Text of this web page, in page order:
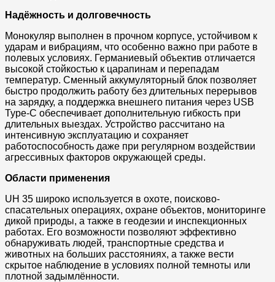
Надёжность и долговечность
Монокуляр выполнен в прочном корпусе, устойчивом к
ударам и вибрациям, что особенно важно при работе в
полевых условиях. Германиевый объектив отличается
высокой стойкостью к царапинам и перепадам
температур. Сменный аккумуляторный блок позволяет
быстро продолжить работу без длительных перерывов
на зарядку, а поддержка внешнего питания через USB
Type-C обеспечивает дополнительную гибкость при
длительных выездах. Устройство рассчитано на
интенсивную эксплуатацию и сохраняет
работоспособность даже при регулярном воздействии
агрессивных факторов окружающей среды.
Области применения
UH 35 широко используется в охоте, поисково-
спасательных операциях, охране объектов, мониторинге
дикой природы, а также в геодезии и инспекционных
работах. Его возможности позволяют эффективно
обнаруживать людей, транспортные средства и
животных на больших расстояниях, а также вести
скрытое наблюдение в условиях полной темноты или
плотной задымлённости.